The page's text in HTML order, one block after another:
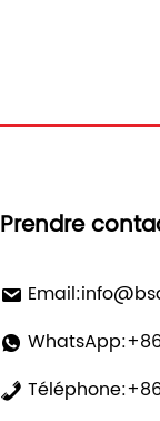
Prendre
Email: